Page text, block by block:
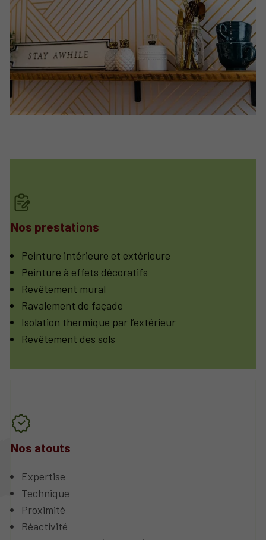
Nos prestations
Peinture intérieure et extérieure
Peinture à effets décoratifs
Revêtement mural
Ravalement de façade
Isolation thermique par l’extérieur
Revêtement des sols
Nos atouts
Expertise
Technique
Proximité
Réactivité